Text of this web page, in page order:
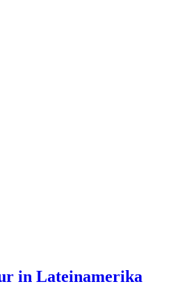
in Lateinamerika